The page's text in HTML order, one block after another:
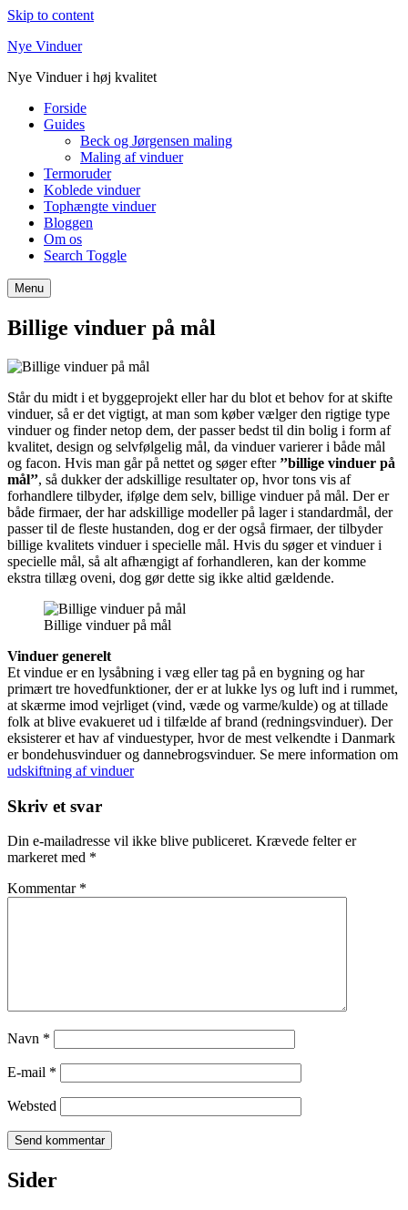
Skip to content
Nye Vinduer
Nye Vinduer i høj kvalitet
Forside
Guides
Beck og Jørgensen maling
Maling af vinduer
Termoruder
Koblede vinduer
Tophængte vinduer
Bloggen
Om os
Search Toggle
Menu
Billige vinduer på mål
Står du midt i et byggeprojekt eller har du blot et behov for at skifte
vinduer, så er det vigtigt, at man som køber vælger den rigtige type
vinduer og finder netop dem, der passer bedst til din bolig i form af
kvalitet, design og selvfølgelig mål, da vinduer varierer i både mål
og facon. Hvis man går på nettet og søger efter ’’billige vinduer på
mål’’, så dukker der adskillige resultater op, hvor tons vis af
forhandlere tilbyder, ifølge dem selv, billige vinduer på mål. Der er
både firmaer, der har adskillige modeller på lager i standardmål, der
passer til de fleste hustanden, dog er der også firmaer, der tilbyder
billige kvalitets vinduer i specielle mål. Hvis du søger et vinduer i
specielle mål, så alt afhængigt af forhandleren, kan der komme
ekstra tillæg oveni, dog gør dette sig ikke altid gældende.
Billige vinduer på mål
Vinduer generelt
Et vindue er en lysåbning i væg eller tag på en bygning og har
primært tre hovedfunktioner, der er at lukke lys og luft ind i rummet,
at skærme imod vejrliget (vind, væde og varme/kulde) og at tillade
folk at blive evakueret ud i tilfælde af brand (redningsvinduer). Der
eksisterer et hav af vinduestyper, hvor de mest velkendte i Danmark
er bondehusvinduer og dannebrogsvinduer. Se mere information om
udskiftning af vinduer
Skriv et svar
Din e-mailadresse vil ikke blive publiceret. Krævede felter er
markeret med *
Kommentar *
Navn *
E-mail *
Websted
Sider